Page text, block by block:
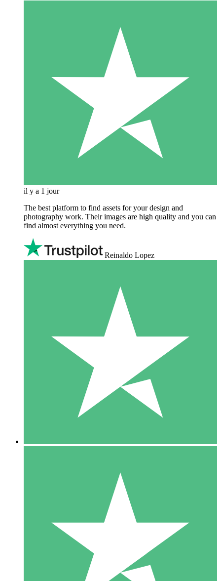
il y a 1 jour
The best platform to find assets for your design and
photography work. Their images are high quality and you can
find almost everything you need.
Reinaldo Lopez